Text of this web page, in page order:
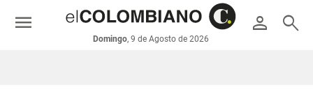
económicos
Colombia
person search
Domingo, 9 de Agosto de 2026
menu